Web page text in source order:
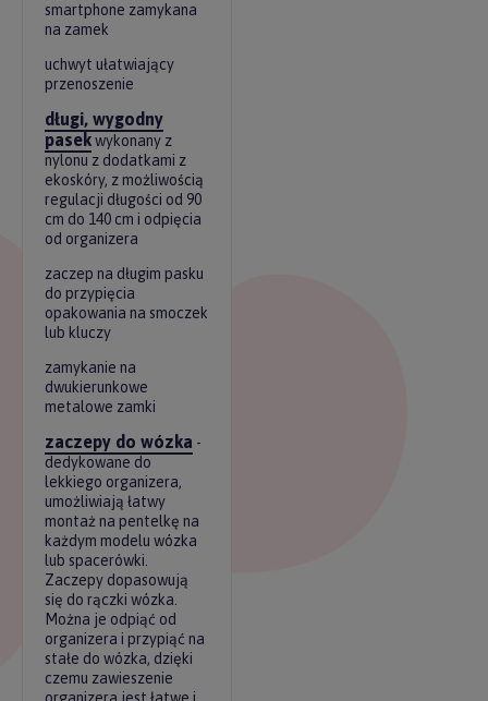
smartphone zamykana
na zamek
uchwyt ułatwiający
przenoszenie
długi, wygodny
pasekwykonany z
nylonu z dodatkami z
ekoskóry, z możliwością
regulacji długości od 90
cm do 140 cm i odpięcia
od organizera
zaczep na długim pasku
do przypięcia
opakowania na smoczek
lub kluczy
zamykanie na
dwukierunkowe
metalowe zamki
zaczepy do wózka -
dedykowane do
lekkiego organizera,
umożliwiają łatwy
montaż na pentelkę na
każdym modelu wózka
lub spacerówki.
Zaczepy dopasowują
się do rączki wózka.
Można je odpiąć od
organizera i przypiąć na
stałe do wózka, dzięki
czemu zawieszenie